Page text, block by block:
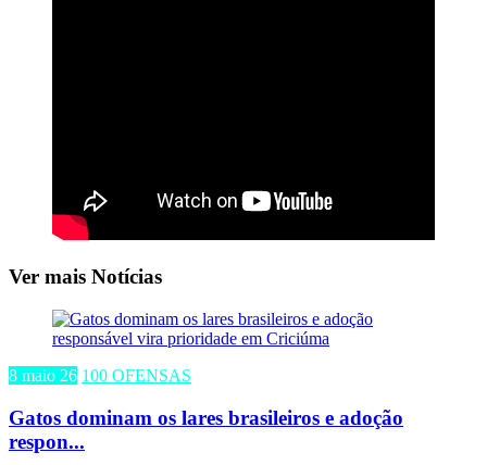
Ver mais Notícias
8 maio 26 100 OFENSAS
Gatos dominam os lares brasileiros e adoção
respon...